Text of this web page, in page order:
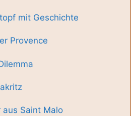
mit Geschichte
Provence
aus Saint Malo